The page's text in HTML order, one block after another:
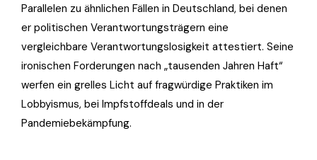
Parallelen zu ähnlichen Fällen in Deutschland, bei denen
er politischen Verantwortungsträgern eine
vergleichbare Verantwortungslosigkeit attestiert. Seine
ironischen Forderungen nach „tausenden Jahren Haft“
werfen ein grelles Licht auf fragwürdige Praktiken im
Lobbyismus, bei Impfstoffdeals und in der
Pandemiebekämpfung.